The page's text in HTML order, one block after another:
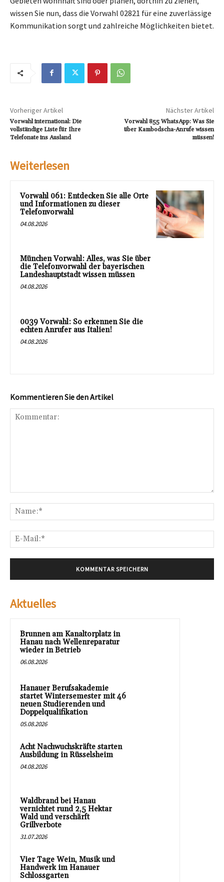
wissen Sie nun, dass die Vorwahl 02821 für eine zuverlässige
Kommunikation sorgt und zahlreiche Möglichkeiten bietet.
Vorheriger Artikel
Vorwahl international: Die
vollständige Liste für Ihre
Telefonate ins Ausland
Nächster Artikel
Vorwahl 855 WhatsApp: Was Sie
über Kambodscha-Anrufe wissen
müssen!
Weiterlesen
Vorwahl 061: Entdecken Sie alle Orte
und Informationen zu dieser
Telefonvorwahl
04.08.2026
München Vorwahl: Alles, was Sie über
die Telefonvorwahl der bayerischen
Landeshauptstadt wissen müssen
04.08.2026
0039 Vorwahl: So erkennen Sie die
echten Anrufer aus Italien!
04.08.2026
Kommentieren Sie den Artikel
Aktuelles
Brunnen am Kanaltorplatz in
Hanau nach Wellenreparatur
wieder in Betrieb
06.08.2026
Hanauer Berufsakademie
startet Wintersemester mit 46
neuen Studierenden und
Doppelqualifikation
05.08.2026
Acht Nachwuchskräfte starten
Ausbildung in Rüsselsheim
04.08.2026
Waldbrand bei Hanau
vernichtet rund 2,5 Hektar
Wald und verschärft
Grillverbote
31.07.2026
Vier Tage Wein, Musik und
Handwerk im Hanauer
Schlossgarten